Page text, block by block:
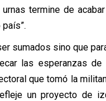
termine de
sumados sino que
las esperanzas
que tomó la
un proyecto de